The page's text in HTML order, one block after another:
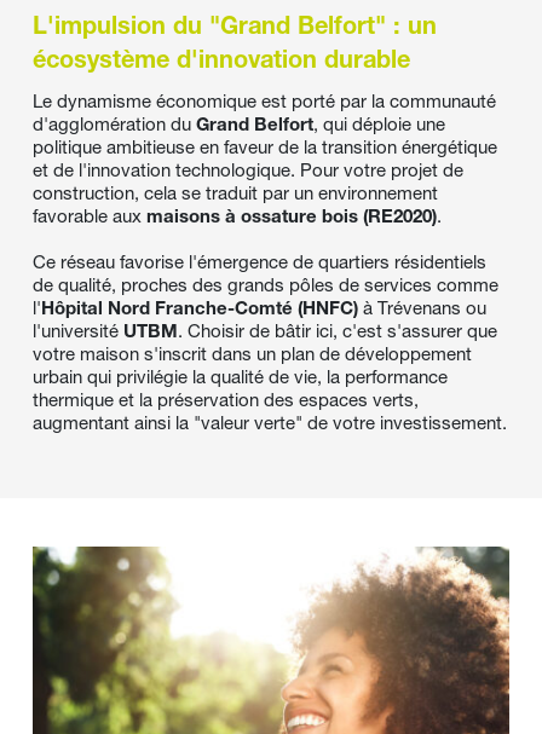
L'impulsion du "Grand Belfort" : un
écosystème d'innovation durable
Le dynamisme économique est porté par la communauté
d'agglomération du Grand Belfort, qui déploie une
politique ambitieuse en faveur de la transition énergétique
et de l'innovation technologique. Pour votre projet de
construction, cela se traduit par un environnement
favorable aux maisons à ossature bois (RE2020).
Ce réseau favorise l'émergence de quartiers résidentiels
de qualité, proches des grands pôles de services comme
l'Hôpital Nord Franche-Comté (HNFC) à Trévenans ou
l'université UTBM. Choisir de bâtir ici, c'est s'assurer que
votre maison s'inscrit dans un plan de développement
urbain qui privilégie la qualité de vie, la performance
thermique et la préservation des espaces verts,
augmentant ainsi la "valeur verte" de votre investissement.